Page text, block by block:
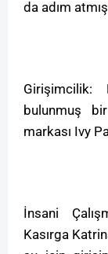
da adım
Girişimcilik:
bulunmuş
markası Ivy
İnsani
Kasırga